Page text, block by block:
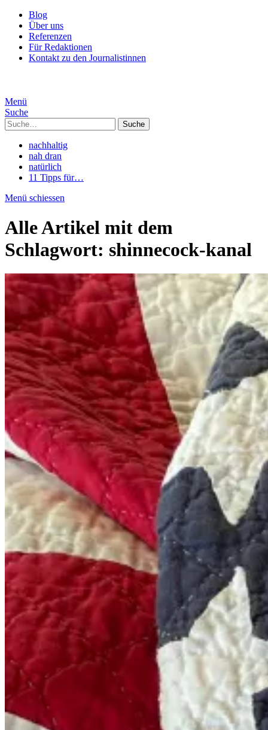
Blog
Über uns
Referenzen
Für Redaktionen
Kontakt zu den Journalistinnen
Menü
Suche
Suche
nachhaltig
nah dran
natürlich
11 Tipps für…
Menü schiessen
Alle Artikel mit dem
Schlagwort: shinnecock-kanal